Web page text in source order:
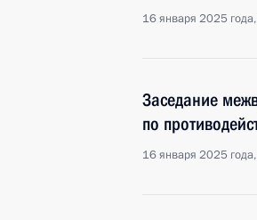
16 января 2025
Заседание
по
16 января 2025